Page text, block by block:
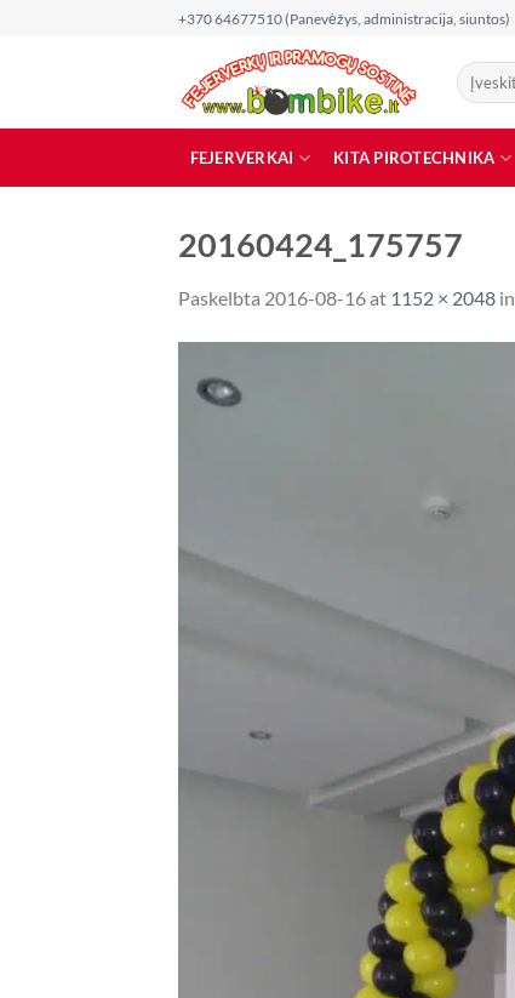
+370 64677510 (Panevėžys, administracija, siuntos)
Ieškoti:
FEJERVERKAI KITA PIROTECHNIKA
20160424_175757
Paskelbta 2016-08-16at 1152 × 2048 in